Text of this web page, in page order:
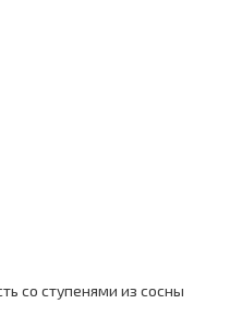
со ступенями из сосны